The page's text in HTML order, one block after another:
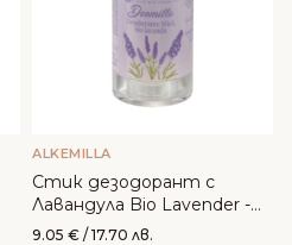
ALKEMILLA
Стик дезодорант с
Лавандула Bio Lavender -
Alkemilla
9.05 € / 17.70 лв.